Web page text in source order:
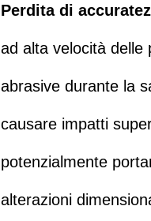
Perdita di
ad alta velocità delle
abrasive durante la
causare impatti
potenzialmente
alterazioni